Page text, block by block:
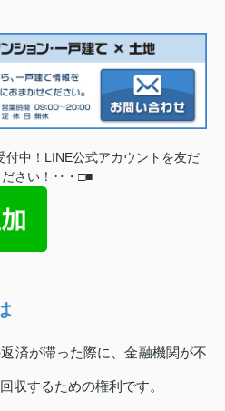
付中！LINE公式アカウントを友だ
さい ！ ‥ ・ □■
済が滞った際に、金融機関が不
収するための権利です。